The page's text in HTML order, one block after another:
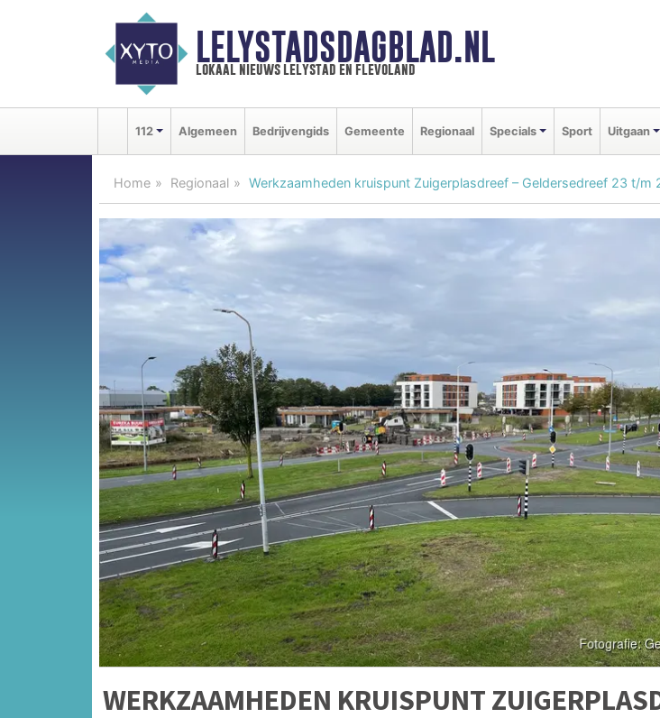
LELYSTADSDAGBLAD.NL
lokaal nieuws lelystad en flevoland
112 Algemeen Bedrijvengids Gemeente Regionaal Specials Sport Uitgaan
Home Regionaal Werkzaamheden kruispunt Zuigerplasdreef – Geldersedreef 23 t/m
WERKZAAMHEDEN KRUISPUNT